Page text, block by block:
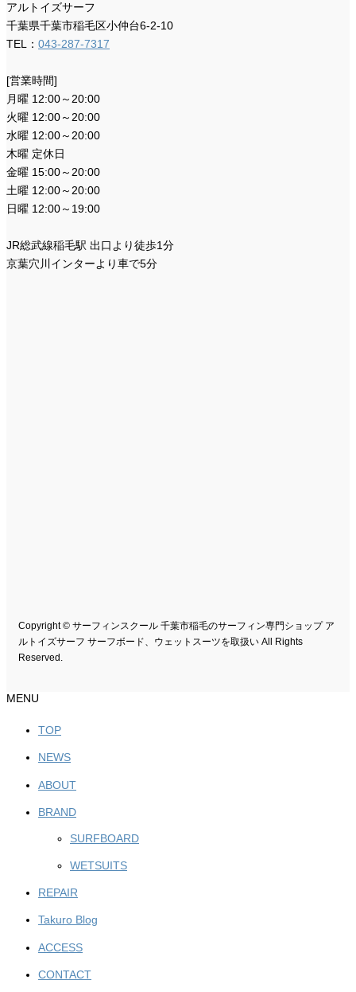
アルトイズサーフ
千葉県千葉市稲毛区小仲台6-2-10
TEL： 043-287-7317
[営業時間]
月曜 12:00～20:00
火曜 12:00～20:00
水曜 12:00～20:00
木曜 定休日
金曜 15:00～20:00
土曜 12:00～20:00
日曜 12:00～19:00
JR総武線稲毛駅 出口より徒歩1分
京葉穴川インターより車で5分
Copyright © サーフィンスクール 千葉市稲毛のサーフィン専門ショップ ア
ルトイズサーフ サーフボード、ウェットスーツを取扱い All Rights
Reserved.
MENU
TOP
NEWS
ABOUT
BRAND
SURFBOARD
WETSUITS
REPAIR
Takuro Blog
ACCESS
CONTACT